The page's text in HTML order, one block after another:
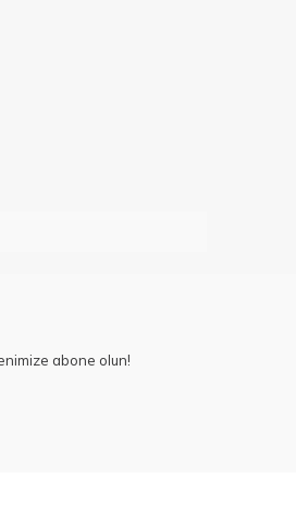
abone olun!